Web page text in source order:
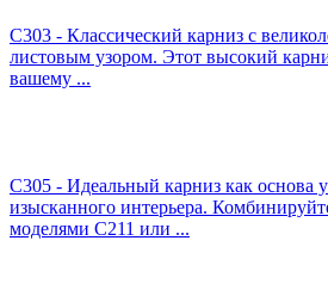
C303 - Классический карниз с
листовым узором. Этот высокий
вашему ...
C305 - Идеальный карниз как основа
изысканного интерьера.
моделями C211 или ...